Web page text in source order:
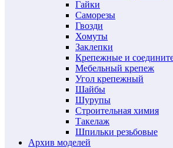
Гайки
Саморезы
Гвозди
Хомуты
Заклепки
Крепежные и
Мебельный крепеж
Угол крепежный
Шайбы
Шурупы
Строительная химия
Такелаж
Шпильки резьбовые
Архив моделей